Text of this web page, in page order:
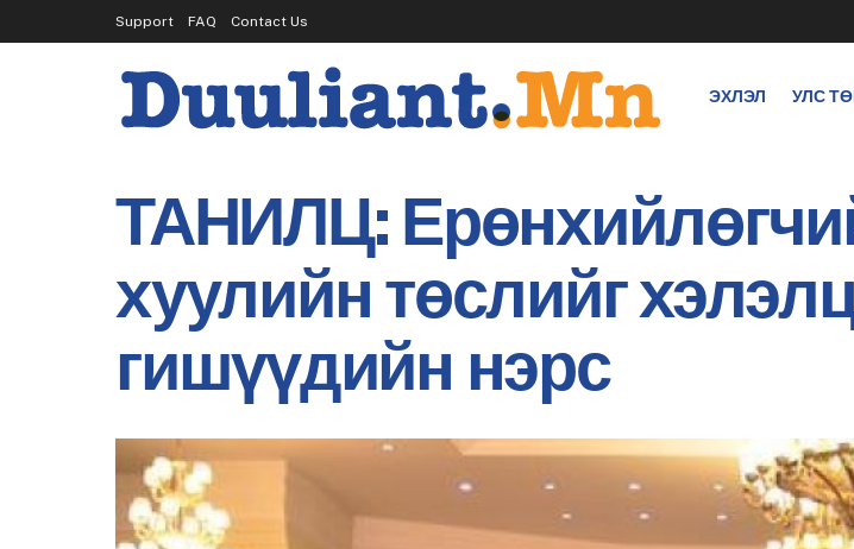
Support FAQ Contact Us
ЭХЛЭЛ УЛС
ТАНИЛЦ:
хуулийн төслийг
гишүүдийн нэрс